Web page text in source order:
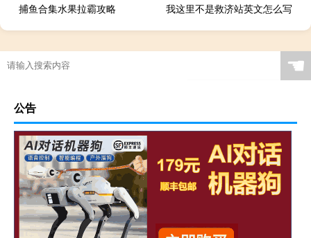
捕鱼合集水果拉霸攻略
我这里不是救济站英文怎么写
☚
公告